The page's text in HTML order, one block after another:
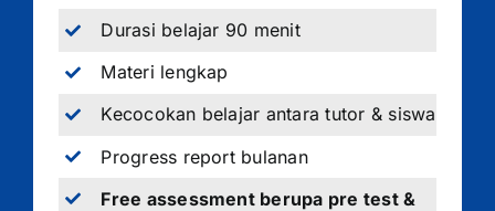
Durasi belajar 90 menit
Materi lengkap
Kecocokan belajar antara tutor & siswa
Progress report bulanan
Free assessment berupa pre test &